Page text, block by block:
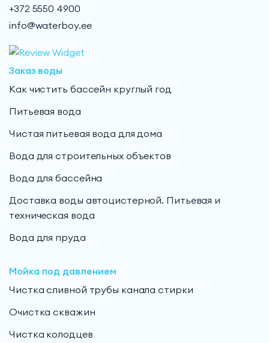
+372 5550 4900
info@waterboy.ee
Заказ воды
Как чистить бассейн круглый год
Питьевая вода
Чистая питьевая вода для дома
Вода для строительных объектов
Вода для бассейна
Доставка воды автоцистерной. Питьевая и
техническая вода
Вода для пруда
Мойка под давлением
Чистка сливной трубы канала стирки
Очистка скважин
Чистка колодцев